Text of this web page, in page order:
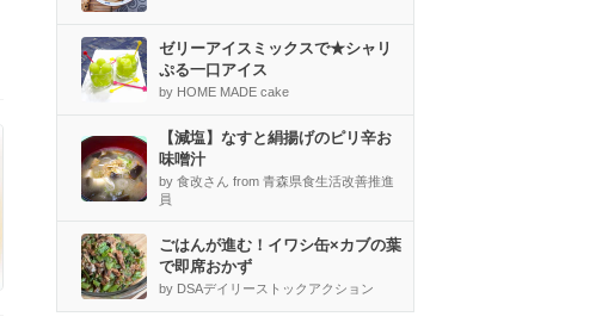
ゼリーアイスミックスで★シャリ
ぷる一口アイス
by HOME MADE cake
【減塩】なすと絹揚げのピリ辛お
味噌汁
by 食改さん from 青森県食生活改善推進
員
ごはんが進む！イワシ缶×カブの葉
で即席おかず
by DSAデイリーストックアクション